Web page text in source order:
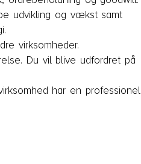
udvikling og vækst samt
virksomheder.
Du vil blive udfordret på
har en professionel